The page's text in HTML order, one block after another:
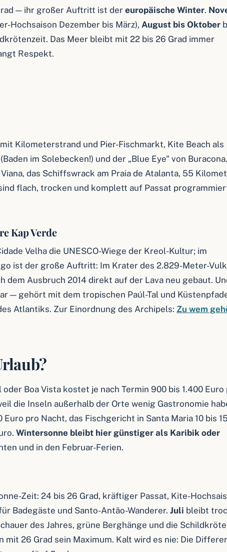
— ihr großer Auftritt ist der europäische Winter.
Hochsaison Dezember bis März), August bis Oktober
Das Meer bleibt mit 22 bis 26 Grad immer
Respekt.
Kilometerstrand und Pier-Fischmarkt, Kite Beach als
im Solebecken!) und der „Blue Eye" von
das Schiffswrack am Praia de Atalanta, 55
flach, trocken und komplett auf Passat
Kap Verde
Velha die UNESCO-Wiege der Kreol-Kultur; im
ist der große Auftritt: Im Krater des 2.829-Meter-
dem Ausbruch 2014 direkt auf der Lava neu gebaut.
— gehört mit dem tropischen Paúl-Tal und
Atlantiks. Zur Einordnung des Archipels: Zu wem
Boa Vista kostet je nach Termin 900 bis 1.400 Euro
die Inseln außerhalb der Orte wenig Gastronomie
pro Nacht, das Fischgericht in Santa Maria 10 bis
Wintersonne bleibt hier günstiger als Karibik oder
und in den Februar-Ferien.
Zeit: 24 bis 26 Grad, kräftiger Passat, Kite-
Badegäste und Santo-Antão-Wanderer. Juli bleibt
des Jahres, grüne Berghänge und die
26 Grad sein Maximum. Kalt wird es nie: Die